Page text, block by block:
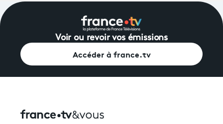
Voir ou revoir vos émissions
Accéder à france.tv